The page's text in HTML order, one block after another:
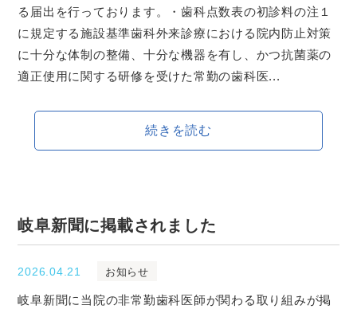
る届出を行っております。・歯科点数表の初診料の注１
に規定する施設基準歯科外来診療における院内防止対策
に十分な体制の整備、十分な機器を有し、かつ抗菌薬の
適正使用に関する研修を受けた常勤の歯科医...
続きを読む
岐阜新聞に掲載されました
2026.04.21 お知らせ
岐阜新聞に当院の非常勤歯科医師が関わる取り組みが掲